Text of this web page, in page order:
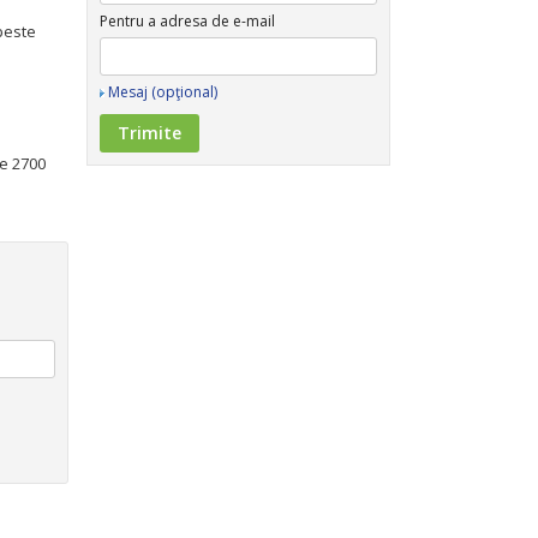
Pentru a adresa de e-mail
Mesaj (opţional)
2700